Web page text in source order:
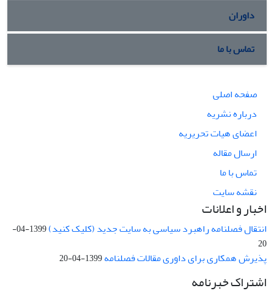
داوران
تماس با ما
صفحه اصلی
درباره نشریه
اعضای هیات تحریریه
ارسال مقاله
تماس با ما
نقشه سایت
اخبار و اعلانات
انتقال فصلنامه راهبرد سیاسی به سایت جدید (کلیک کنید)
1399-04-
20
پذیرش همکاری برای داوری مقالات فصلنامه1399-04-20
اشتراک خبرنامه